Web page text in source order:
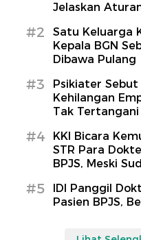
Jelaskan
#2
Satu Keluarga
Kepala BGN
Dibawa Pulang
#3
Psikiater Sebut
Kehilangan
Tak Tertangani
#4
KKI Bicara
STR Para
BPJS, Meski
#5
IDI Panggil
Pasien BPJS,